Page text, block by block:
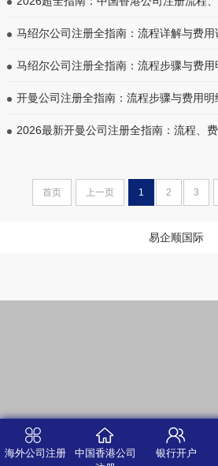
马绍尔公司注册全指南：流程详解与费用
马绍尔公司注册全指南：流程步骤与费用
开曼公司注册全指南：流程步骤与费用明
2026最新开曼公司注册全指南：流程、
首页 上一页 1 2 3
易企顺国际
海外公司注册
中国香港公司
银行开户